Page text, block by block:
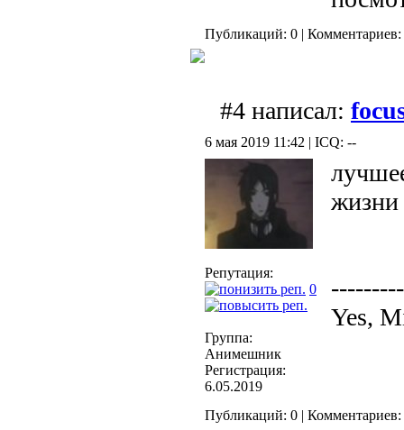
Публикаций: 0 | Комментариев:
#4 написал:
6 мая 2019 11:42 | ICQ: --
Репутация:
0
Группа:
Анимешник
Регистрация:
6.05.2019
жизни
Yes,
Публикаций: 0 | Комментариев: